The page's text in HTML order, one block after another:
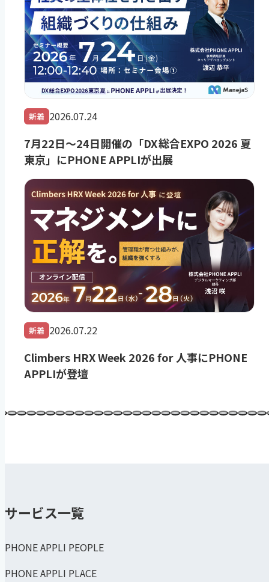
新着 2026.07.24
7月22日～24日開催の「DX 総合EXPO 2026 夏
東京」にPHONE APPLIが出展
新着 2026.07.22
Climbers HRX Week 2026 for 人事にPHONE
APPLIが登壇
サービス一覧
PHONE APPLI PEOPLE
PHONE APPLI PLACE